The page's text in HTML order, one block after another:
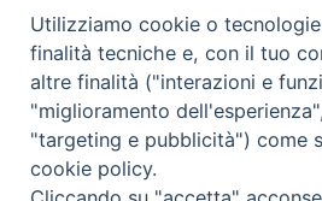
Abbonamenti
Abbonamento Annuale Digitale
Abbonamento Annuale
Abbonamento Singola Copia
Utilizziamo cookie o
finalità tecniche e, con il tuo
altre finalità ("interazioni e
"miglioramento
"targeting e pubblicità") come
cookie policy.